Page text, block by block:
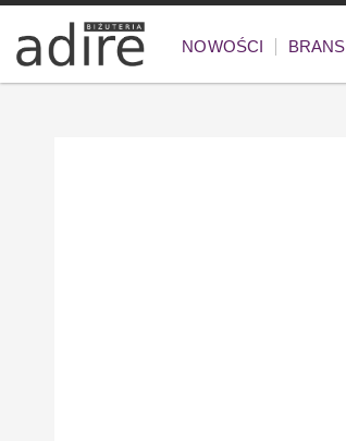
NOWOŚCI